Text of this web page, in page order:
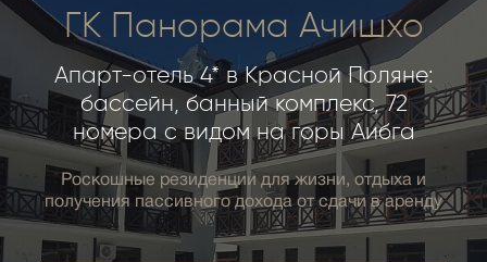
ГК Панорама Ачишхо
Роскошные резиденции для жизни, отдыха и
получения пассивного дохода от сдачи в аренду
Апарт-отель 4* в Красной Поляне:
бассейн, банный комплекс, 72
номера с видом на горы Аибга